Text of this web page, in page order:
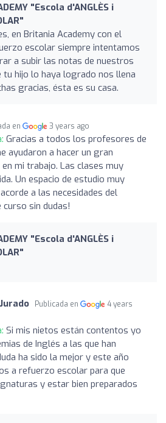
"Escola d'ANGLÈS i
en Britania Academy con el
escolar siempre intentamos
a subir las notas de nuestros
tu hijo lo haya logrado nos llena
gracias, ésta es su casa.
en 3 years ago
Gracias a todos los profesores de
ayudaron a hacer un gran
mi trabajo. Las clases muy
Un espacio de estudio muy
a las necesidades del
sin dudas!
"Escola d'ANGLÈS i
Publicada en
4 years
Si mis nietos están contentos yo
de Inglés a las que han
ha sido la mejor y este año
a refuerzo escolar para que
y estar bien preparados